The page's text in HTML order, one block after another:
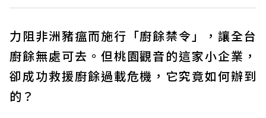
力阻非洲豬瘟而施行「廚餘禁令」，讓全台
廚餘無處可去。但桃園觀音的這家小企業，
卻成功救援廚餘過載危機，它究竟如何辦到
的？